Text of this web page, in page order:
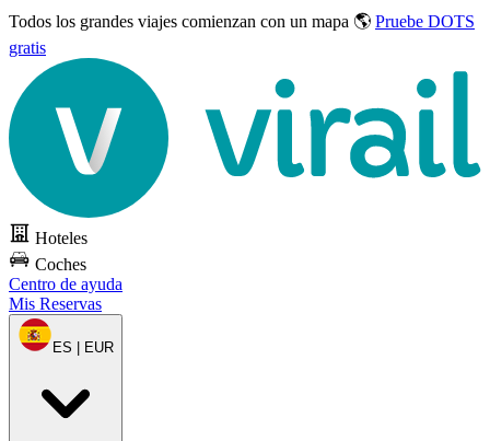
Todos los grandes viajes comienzan con un mapa 🌎 Pruebe DOTS
gratis
Hoteles
Coches
Centro de ayuda
Mis Reservas
ES | EUR